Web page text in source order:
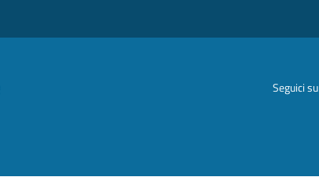
Seguici su